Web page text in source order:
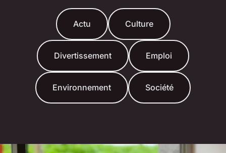
Actu Culture
Divertissement Emploi
Environnement Société